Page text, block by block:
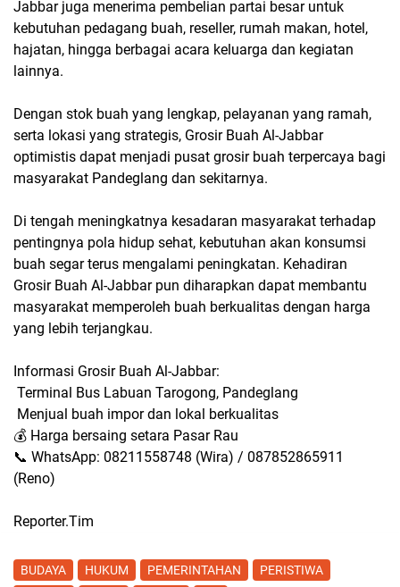
Jabbar juga menerima pembelian partai besar untuk
kebutuhan pedagang buah, reseller, rumah makan, hotel,
hajatan, hingga berbagai acara keluarga dan kegiatan
lainnya.
Dengan stok buah yang lengkap, pelayanan yang ramah,
serta lokasi yang strategis, Grosir Buah Al-Jabbar
optimistis dapat menjadi pusat grosir buah terpercaya bagi
masyarakat Pandeglang dan sekitarnya.
Di tengah meningkatnya kesadaran masyarakat terhadap
pentingnya pola hidup sehat, kebutuhan akan konsumsi
buah segar terus mengalami peningkatan. Kehadiran
Grosir Buah Al-Jabbar pun diharapkan dapat membantu
masyarakat memperoleh buah berkualitas dengan harga
yang lebih terjangkau.
Informasi Grosir Buah Al-Jabbar:
Terminal Bus Labuan Tarogong, Pandeglang
Menjual buah impor dan lokal berkualitas
💰 Harga bersaing setara Pasar Rau
📞 WhatsApp: 08211558748 (Wira) / 087852865911
(Reno)
Reporter.Tim
BUDAYA HUKUM PEMERINTAHAN
PERISTIWA